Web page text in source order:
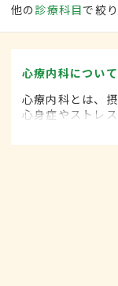
他の 診療科目で絞
心療内科について
心療内科とは、
心身症やストレ